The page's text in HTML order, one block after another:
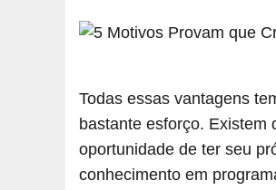
Todas essas vantagens
bastante esforço. Existem
oportunidade de ter seu
conhecimento em